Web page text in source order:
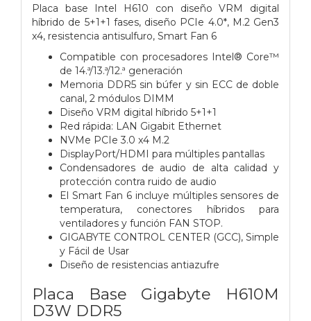
Placa base Intel H610 con diseño VRM digital
híbrido de 5+1+1 fases, diseño PCIe 4.0*, M.2 Gen3
x4, resistencia antisulfuro, Smart Fan 6
Compatible con procesadores Intel® Core™
de 14.ª/13.ª/12.ª generación
Memoria DDR5 sin búfer y sin ECC de doble
canal, 2 módulos DIMM
Diseño VRM digital híbrido 5+1+1
Red rápida: LAN Gigabit Ethernet
NVMe PCIe 3.0 x4 M.2
DisplayPort/HDMI para múltiples pantallas
Condensadores de audio de alta calidad y
protección contra ruido de audio
El Smart Fan 6 incluye múltiples sensores de
temperatura, conectores híbridos para
ventiladores y función FAN STOP.
GIGABYTE CONTROL CENTER (GCC), Simple
y Fácil de Usar
Diseño de resistencias antiazufre
Placa Base Gigabyte H610M
D3W DDR5